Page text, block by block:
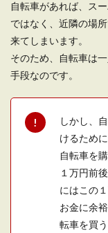
自転車があれば、ス
ではなく、近隣の場
来てしまいます。
そのため、自転車は
手段なのです。
しかし、
けるため
自転車を
１万円前
にはこの
お金に余
転車を買